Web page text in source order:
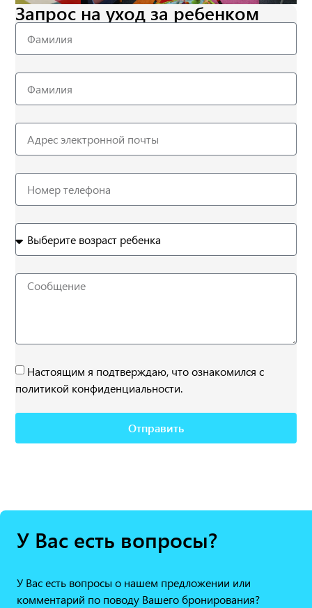
Запрос на уход за ребенком
Настоящим я подтверждаю, что ознакомился с
политикой конфиденциальности.
Отправить
У Вас есть вопросы?
У Вас есть вопросы о нашем предложении или
комментарий по поводу Вашего бронирования?